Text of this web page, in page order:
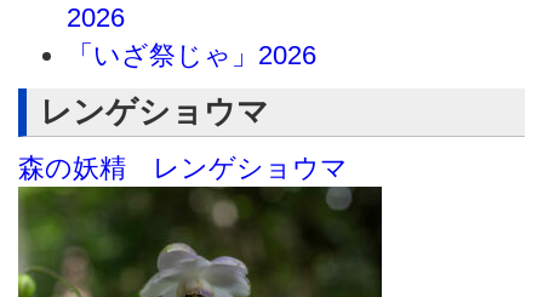
2026
「いざ祭じゃ」2026
レンゲショウマ
森の妖精 レンゲショウマ